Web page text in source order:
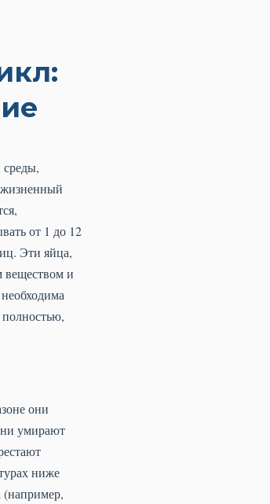
жизненный
от 1 до 12
Эти яйца,
веществом и
полностью,
они
умирают
ниже
(например,